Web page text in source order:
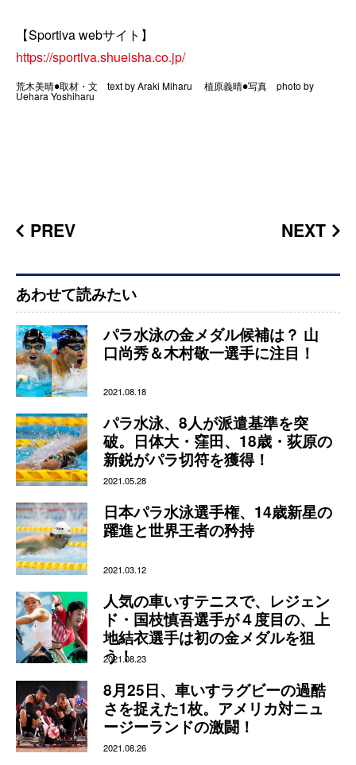
【Sportiva webサイト】
https://sportiva.shueisha.co.jp/
荒木美晴●取材・文 text by Araki Miharu 植原義晴●写真 photo by
Uehara Yoshiharu
PREV NEXT
あわせて読みたい
パラ水泳の金メダル候補は？ 山
口尚秀＆木村敬一選手に注目！
2021.08.18
パラ水泳、8人が派遣基準を突
破。日体大・窪田、18歳・荻原の
新鋭がパラ切符を獲得！
2021.05.28
日本パラ水泳選手権、14歳新星の
躍進と世界王者の矜持
2021.03.12
人気の車いすテニスで、レジェン
ド・国枝慎吾選手が４度目の、上
地結衣選手は初の金メダルを狙
う！
2021.08.23
8月25日、車いすラグビーの過酷
さを捉えた1枚。アメリカ対ニュ
ージーランドの激闘！
2021.08.26